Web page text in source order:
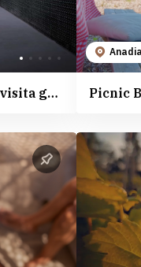
Passeio de segway e visita guiada à Real Cave do Cedro
Anadia